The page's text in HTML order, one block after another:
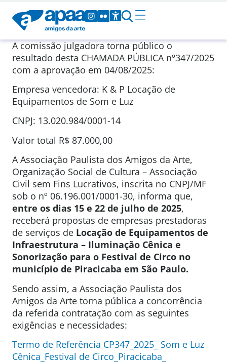
A comissão julgadora torna público o
resultado desta CHAMADA PÚBLICA nº347/2025
com a aprovação em 04/08/2025:
Empresa vencedora: K & P Locação de
Equipamentos de Som e Luz
CNPJ: 13.020.984/0001-14
Valor total R$ 87.000,00
A Associação Paulista dos Amigos da Arte,
Organização Social de Cultura – Associação
Civil sem Fins Lucrativos, inscrita no CNPJ/MF
sob o nº 06.196.001/0001-30, informa que,
entre os dias 15 e 22 de julho de 2025,
receberá propostas de empresas prestadoras
de serviços de Locação de Equipamentos de
Infraestrutura – Iluminação Cênica e
Sonorização para o Festival de Circo no
município de Piracicaba em São Paulo.
Sendo assim, a Associação Paulista dos
Amigos da Arte torna pública a concorrência
da referida contratação com as seguintes
exigências e necessidades:
Termo de Referência CP347_2025_ Som e Luz
Cênica_Festival de Circo_Piracicaba_